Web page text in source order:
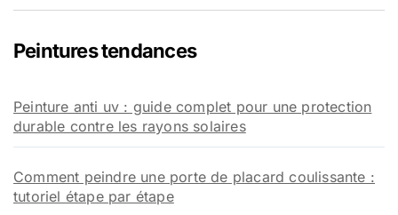
Peintures tendances
Peinture anti uv : guide complet pour une protection
durable contre les rayons solaires
Comment peindre une porte de placard coulissante :
tutoriel étape par étape